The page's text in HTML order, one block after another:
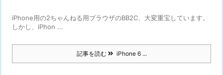
iPhone用の2ちゃんねる用ブラウザのBB2C、大変重宝しています。
しかし、iPhon ...
記事を読む iPhone 6 ...